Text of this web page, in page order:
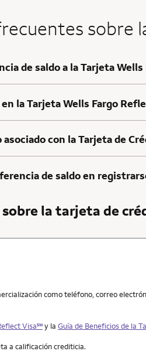
sobre
de saldo a la Tarjeta
la Tarjeta Wells Fargo
con la Tarjeta de
de saldo en
la tarjeta de
como teléfono, correo
Visaservice mark
℠y la Guía de Beneficios de la
a calificación crediticia.